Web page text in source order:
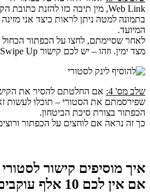
Web Link, מין תיבה כזו להזנת כתובת הקישור.
בתמונה למטה ניתן לראות כיצד אני
המיועד.
לאחר שסיימתם, לחצו על הכפתור
מצד ימין. וזהו – יש לכם קישור Swipe Up בסטורי.
שלב מס' 4:
אם החלטתם להסיר את
שפירסמתם את הסטורי – תוכלו לעשות
הכפתור בצורת סיכת הביטחון.
כך זה נראה אם לוחצים על הכפתור
איך מוסיפים קישור
אם אין לכם 10 אלף עוקבים